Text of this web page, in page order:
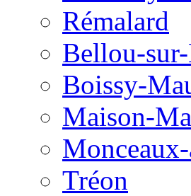
Rémalard
Bellou-
Boissy-
Maison-
Tréon